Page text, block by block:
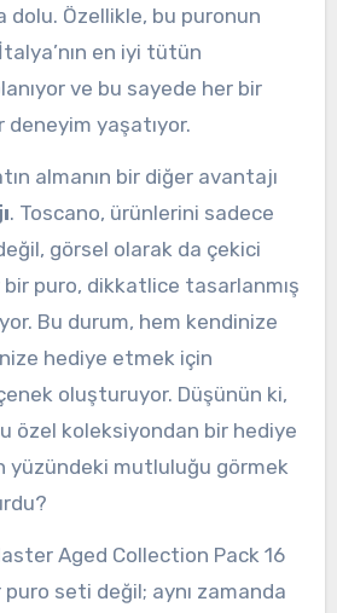
dolu. Özellikle, bu puronun
en iyi tütün
ve bu sayede her bir
yaşatıyor.
almanın bir diğer avantajı
. Toscano, ürünlerini sadece
görsel olarak da çekici
puro, dikkatlice tasarlanmış
Bu durum, hem kendinize
hediye etmek için
oluşturuyor. Düşünün ki,
özel koleksiyondan bir hediye
yüzündeki mutluluğu görmek
Aged Collection Pack 16
seti değil; aynı zamanda